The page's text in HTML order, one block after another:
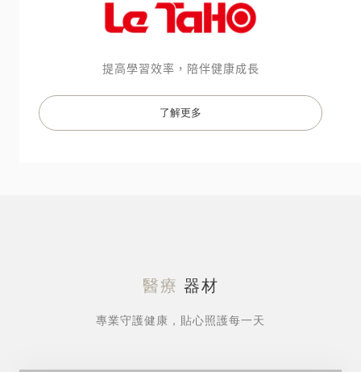
提高學習效率，陪伴健康成長
了解更多
醫療 器材
專業守護健康，貼心照護每一天